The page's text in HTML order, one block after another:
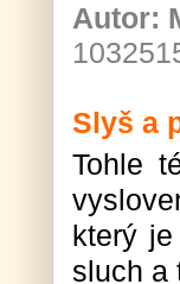
Autor:
Slyš a
Tohle
který
sluch a